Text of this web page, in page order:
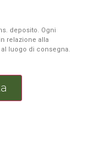
deposito. Ogni
relazione alla
luogo di consegna.